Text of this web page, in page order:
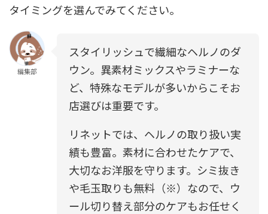
タイミングを選んでみてください。
編集部
スタイリッシュで繊細なヘルノのダ
ウン。異素材ミックスやラミナーな
ど、特殊なモデルが多いからこそお
店選びは重要です。
リネットでは、ヘルノの取り扱い実
績も豊富。素材に合わせたケアで、
大切なお洋服を守ります。シミ抜き
や毛玉取りも無料（※）なので、ウ
ール切り替え部分のケアもお任せく